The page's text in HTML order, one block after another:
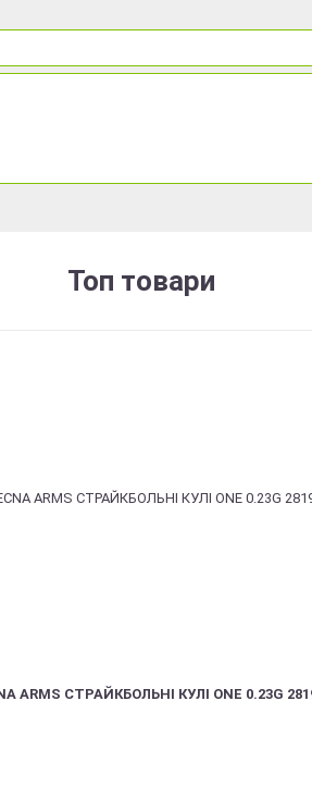
Топ товари
ARMS СТРАЙКБОЛЬНІ КУЛІ ONE 0.23G